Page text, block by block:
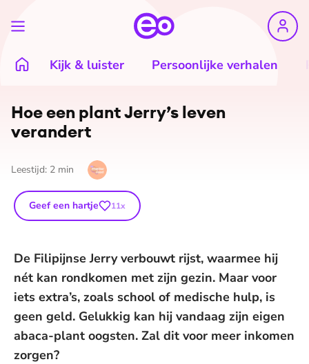
Kijk & luister Persoonlijke verhalen
Hoe een plant Jerry’s leven
verandert
Leestijd: 2 min
Geef een hartje 11x
De Filipijnse Jerry verbouwt rijst, waarmee hij
nét kan rondkomen met zijn gezin. Maar voor
iets extra’s, zoals school of medische hulp, is
geen geld. Gelukkig kan hij vandaag zijn eigen
abaca-plant oogsten. Zal dit voor meer inkomen
zorgen?